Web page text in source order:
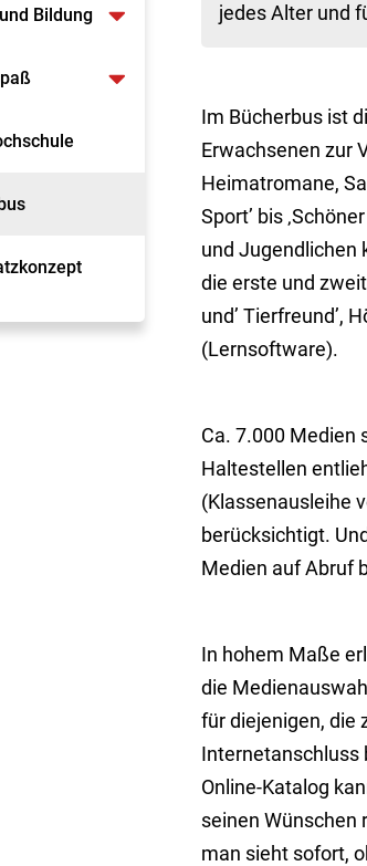
Bildung
jedes Alter und
Im Bücherbus ist
Erwachsenen zur
Heimatromane,
Sport’ bis
und Jugendlichen
die erste und
und’ Tierfreund’,
(Lernsoftware).
Ca. 7.000 Medien
Haltestellen
(Klassenausleihe
berücksichtigt.
Medien auf Abruf
In hohem Maße
die
für diejenigen, die
Internetanschluss
Online-Katalog
seinen Wünschen
man sieht sofort,